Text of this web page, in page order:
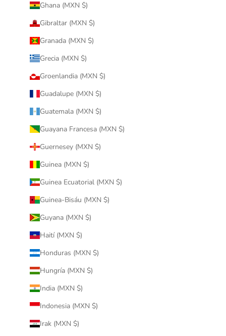
Ghana (MXN $)
Gibraltar (MXN $)
Granada (MXN $)
Grecia (MXN $)
Groenlandia (MXN $)
Guadalupe (MXN $)
Guatemala (MXN $)
Guayana Francesa (MXN $)
Guernesey (MXN $)
Guinea (MXN $)
Guinea Ecuatorial (MXN $)
Guinea-Bisáu (MXN $)
Guyana (MXN $)
Haití (MXN $)
Honduras (MXN $)
Hungría (MXN $)
India (MXN $)
Indonesia (MXN $)
Irak (MXN $)